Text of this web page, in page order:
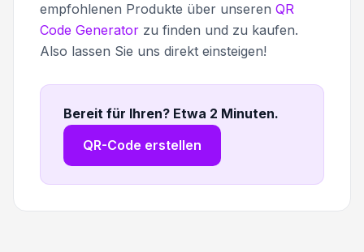
empfohlenen Produkte über unseren QR
Code Generator zu finden und zu kaufen.
Also lassen Sie uns direkt einsteigen!
Bereit für Ihren? Etwa 2 Minuten.
QR-Code erstellen